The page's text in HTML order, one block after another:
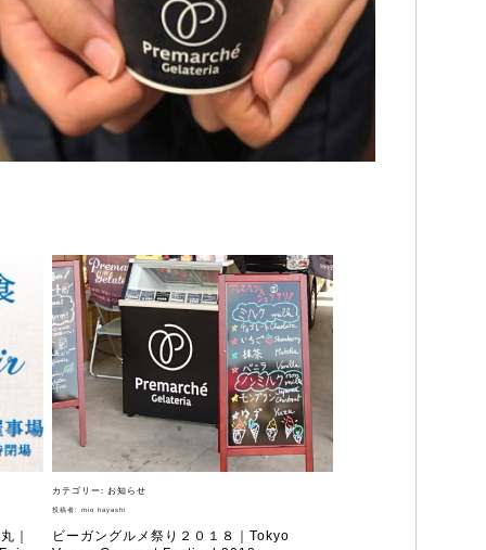
テリアについ
｜
カテゴリー: お知らせ
投稿者: mio hayashi
ビーガングルメ祭り２０１８｜Tokyo